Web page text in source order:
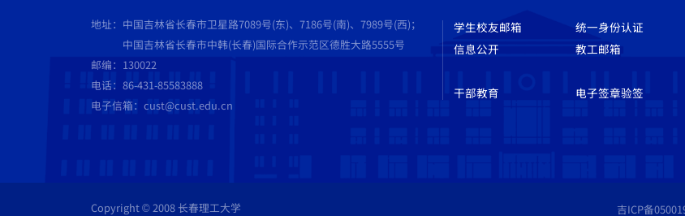
地址：中国吉林省长春市卫星路7089号(东)、7186号(南)、7989号(西)；
中国吉林省长春市中韩(长春)国际合作示范区德胜大路5555号
邮编：130022
电话：86-431-85583888
电子信箱：cust@cust.edu.cn
学生校友邮箱 统一身份认证
信息公开
教工邮箱
干部教育
电子签章验签
Copyright © 2008 长春理工大学 吉ICP备